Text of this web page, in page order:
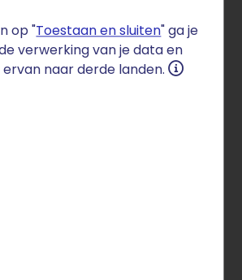
op "Toestaan en sluiten" ga je
verwerking van je data en
naar derde landen.